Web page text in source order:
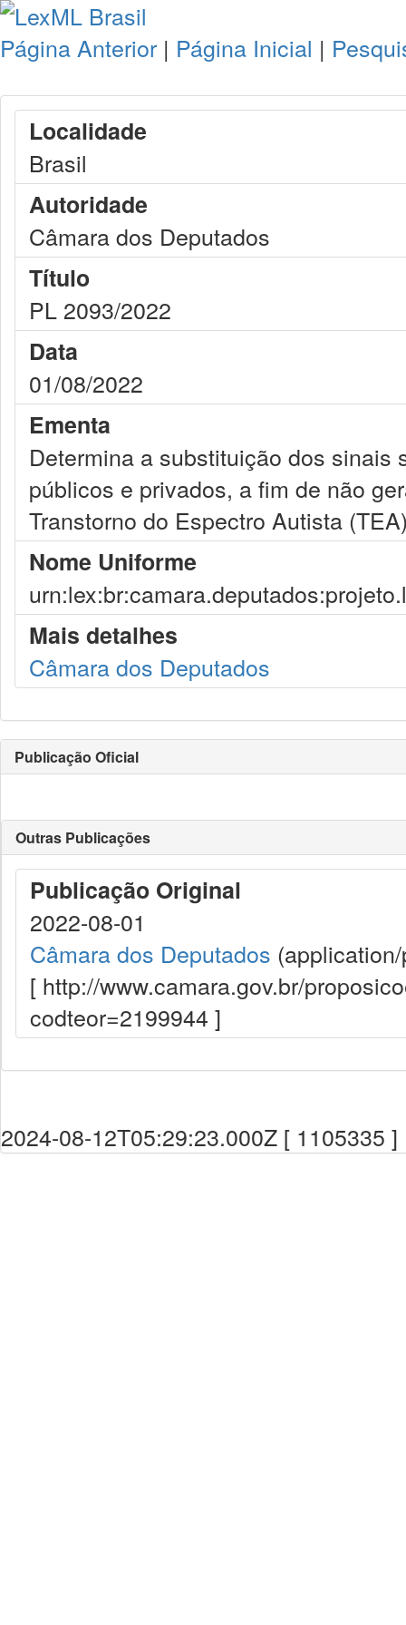
Página Anterior | Página Inicial |
Localidade
Brasil
Autoridade
Câmara dos Deputados
Título
PL 2093/2022
Data
01/08/2022
Ementa
Determina a substituição dos
públicos e privados, a fim de não
Transtorno do Espectro Autista
Nome Uniforme
Mais detalhes
Câmara dos Deputados
Publicação Oficial
Outras Publicações
Publicação Original
2022-08-01
Câmara dos Deputados
[ http://www.camara.gov.br/
codteor=2199944 ]
2024-08-12T05:29:23.000Z [ 1105335 ]